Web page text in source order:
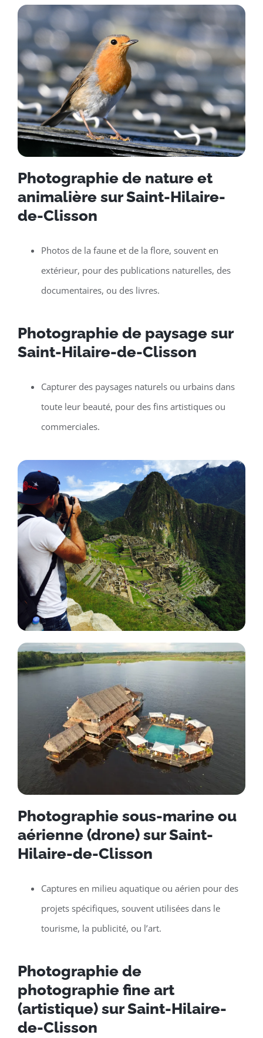
Photographie de nature et
animalière sur Saint-Hilaire-
de-Clisson
Photos de la faune et de la flore, souvent en
extérieur, pour des publications naturelles, des
documentaires, ou des livres.
Photographie de paysage sur
Saint-Hilaire-de-Clisson
Capturer des paysages naturels ou urbains dans
toute leur beauté, pour des fins artistiques ou
commerciales.
Photographie sous-marine ou
aérienne (drone) sur Saint-
Hilaire-de-Clisson
Captures en milieu aquatique ou aérien pour des
projets spécifiques, souvent utilisées dans le
tourisme, la publicité, ou l’art.
Photographie de
photographie fine art
(artistique) sur Saint-Hilaire-
de-Clisson